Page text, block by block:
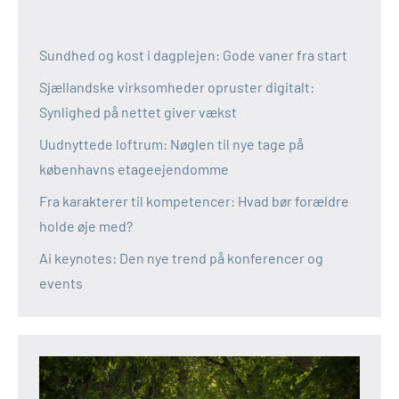
Sundhed og kost i dagplejen: Gode vaner fra start
Sjællandske virksomheder opruster digitalt:
Synlighed på nettet giver vækst
Uudnyttede loftrum: Nøglen til nye tage på
københavns etageejendomme
Fra karakterer til kompetencer: Hvad bør forældre
holde øje med?
Ai keynotes: Den nye trend på konferencer og
events